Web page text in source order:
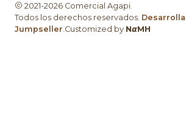
2021-2026 Comercial Agapi.
Todos los derechos reservados.
Jumpseller .Customized by N𝞪MH